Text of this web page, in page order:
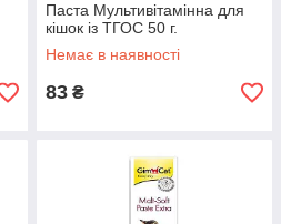
Паста Мультивітамінна для
кішок із ТГОС 50 г.
Немає в наявності
83 ₴